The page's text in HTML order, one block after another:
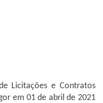
Licitações e Contratos
em 01 de abril de 2021